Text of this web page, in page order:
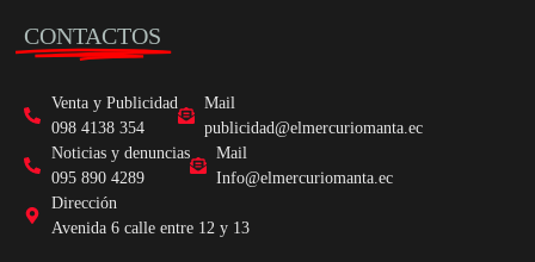
CONTACTOS
Venta y Publicidad
098 4138 354
Mail
publicidad@elmercuriomanta.ec
Noticias y denuncias
095 890 4289
Mail
Info@elmercuriomanta.ec
Dirección
Avenida 6 calle entre 12 y 13